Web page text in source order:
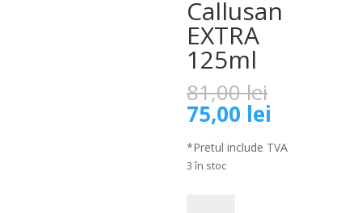
Callusan
EXTRA
125ml
81,00lei
fost:
75,00 lei
este:
*Pretul include TVA
3 în stoc